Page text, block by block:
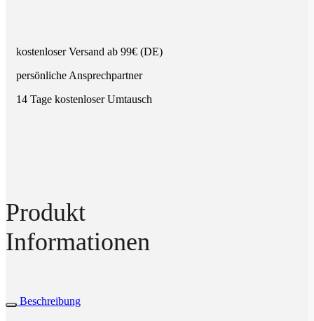
kostenloser Versand ab 99€ (DE)
persönliche Ansprechpartner
14 Tage kostenloser Umtausch
Produkt
Informationen
Beschreibung